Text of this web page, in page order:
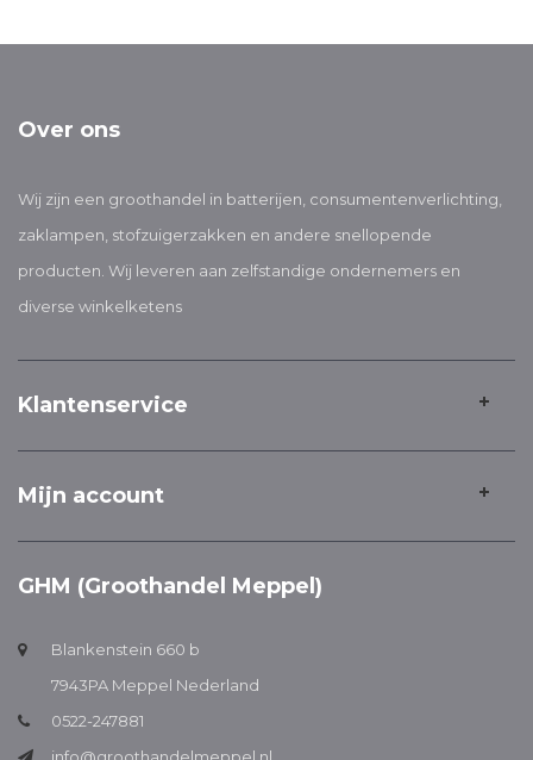
Over ons
Wij zijn een groothandel in batterijen, consumentenverlichting,
zaklampen, stofzuigerzakken en andere snellopende
producten. Wij leveren aan zelfstandige ondernemers en
diverse winkelketens
Klantenservice
Mijn account
GHM (Groothandel Meppel)
Blankenstein 660 b
7943PA Meppel Nederland
0522-247881